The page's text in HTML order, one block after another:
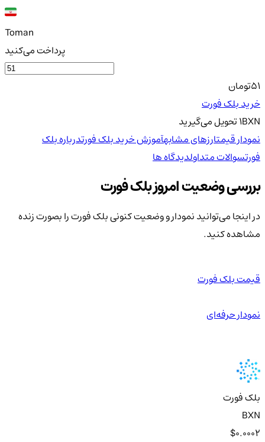
Toman
پرداخت می‌کنید
51تومان
خرید بلک فورت
1BXNتحویلمی‌گیرید
نمودار قیمتارزهای مشابهآموزش خرید بلک فورتدرباره بلک
فورتسوالات متداولدیدگاه ها
بررسی وضعیت امروز بلک فورت
در اینجا می‌توانید نمودار و وضعیت کنونی بلک فورت را بصورت زنده
مشاهده کنید.
قیمت بلک فورت
نمودار حرفه‌ای
بلک فورت
BXN
$0.0002